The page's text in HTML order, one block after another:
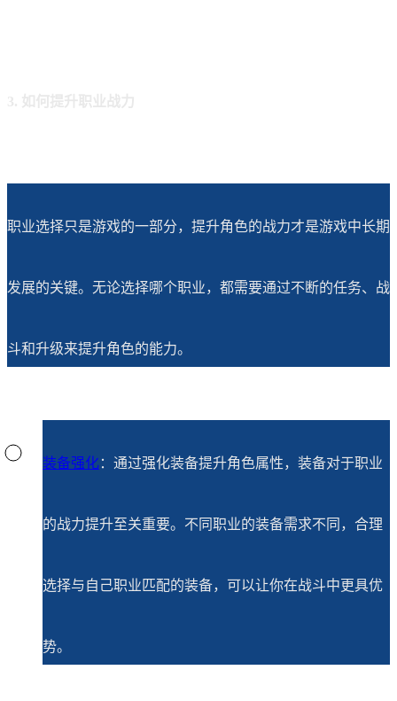
职业选择只是游戏的一部分，提升角色的战力才是游戏中长期
发展的关键。无论选择哪个职业，都需要通过不断的任务、战
斗和升级来提升角色的能力。
装备强化：通过强化装备提升角色属性，装备对于职业
的战力提升至关重要。不同职业的装备需求不同，合理
选择与自己职业匹配的装备，可以让你在战斗中更具优
势。